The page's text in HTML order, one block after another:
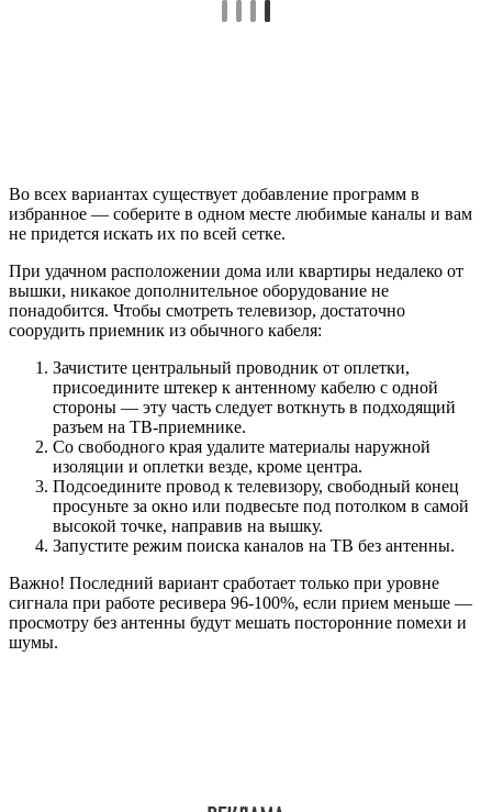
Во всех вариантах существует добавление программ в
избранное — соберите в одном месте любимые каналы и вам
не придется искать их по всей сетке.
При удачном расположении дома или квартиры недалеко от
вышки, никакое дополнительное оборудование не
понадобится. Чтобы смотреть телевизор, достаточно
соорудить приемник из обычного кабеля:
Зачистите центральный проводник от оплетки,
присоедините штекер к антенному кабелю с одной
стороны — эту часть следует воткнуть в подходящий
разъем на ТВ-приемнике.
Со свободного края удалите материалы наружной
изоляции и оплетки везде, кроме центра.
Подсоедините провод к телевизору, свободный конец
просуньте за окно или подвесьте под потолком в самой
высокой точке, направив на вышку.
Запустите режим поиска каналов на ТВ без антенны.
Важно! Последний вариант сработает только при уровне
сигнала при работе ресивера 96-100%, если прием меньше —
просмотру без антенны будут мешать посторонние помехи и
шумы.